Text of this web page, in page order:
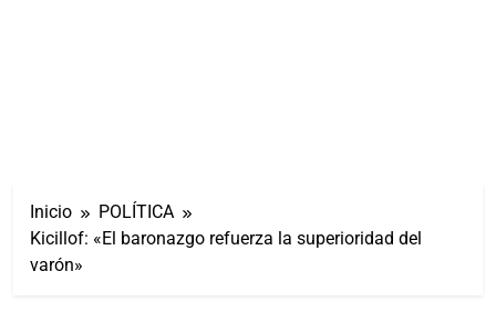
Inicio
POLÍTICA
Kicillof: «El baronazgo refuerza la superioridad del
varón»